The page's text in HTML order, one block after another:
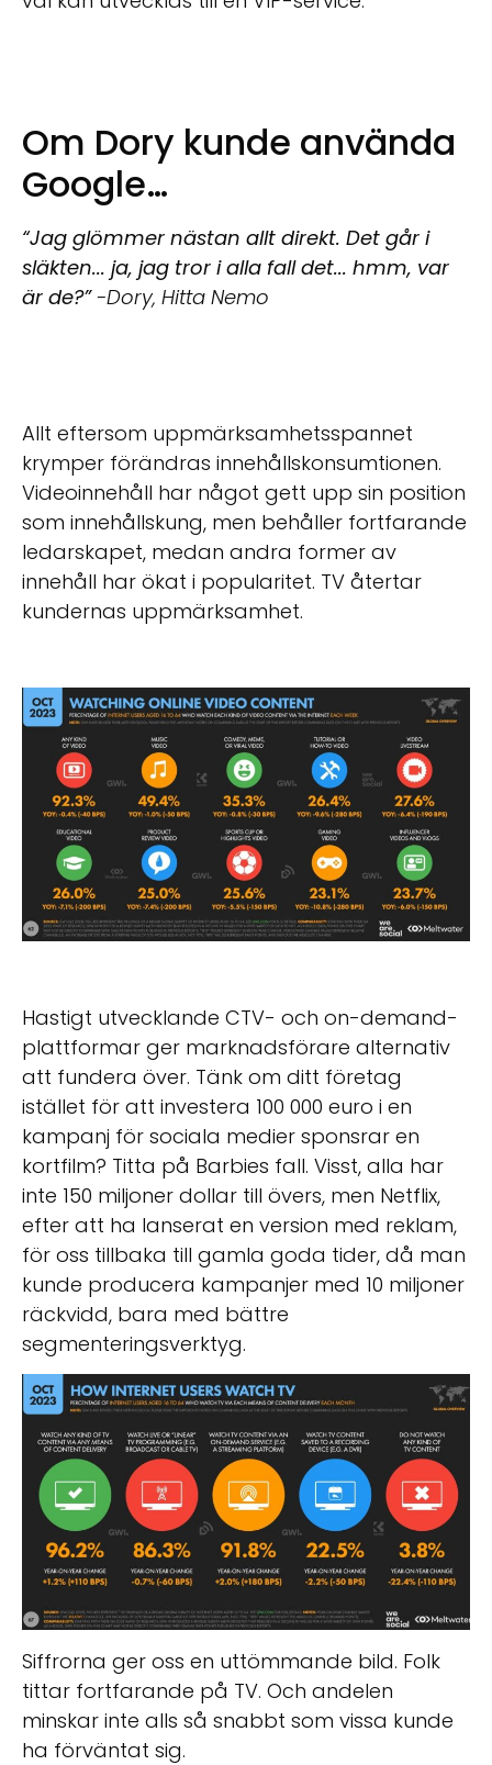
Om Dory kunde använda
Google…
“Jag glömmer nästan allt direkt. Det går i
släkten... ja, jag tror i alla fall det... hmm, var
är de?”-Dory, Hitta Nemo
Allt eftersom uppmärksamhetsspannet
krymper förändras innehållskonsumtionen.
Videoinnehåll har något gett upp sin position
som innehållskung, men behåller fortfarande
ledarskapet, medan andra former av
innehåll har ökat i popularitet. TV återtar
kundernas uppmärksamhet.
Hastigt utvecklande CTV- och on-demand-
plattformar ger marknadsförare alternativ
att fundera över. Tänk om ditt företag
istället för att investera 100 000 euro i en
kampanj för sociala medier sponsrar en
kortfilm? Titta på Barbies fall. Visst, alla har
inte 150 miljoner dollar till övers, men Netflix,
efter att ha lanserat en version med reklam,
för oss tillbaka till gamla goda tider, då man
kunde producera kampanjer med 10 miljoner
räckvidd, bara med bättre
segmenteringsverktyg.
Siffrorna ger oss en uttömmande bild. Folk
tittar fortfarande på TV. Och andelen
minskar inte alls så snabbt som vissa kunde
ha förväntat sig.